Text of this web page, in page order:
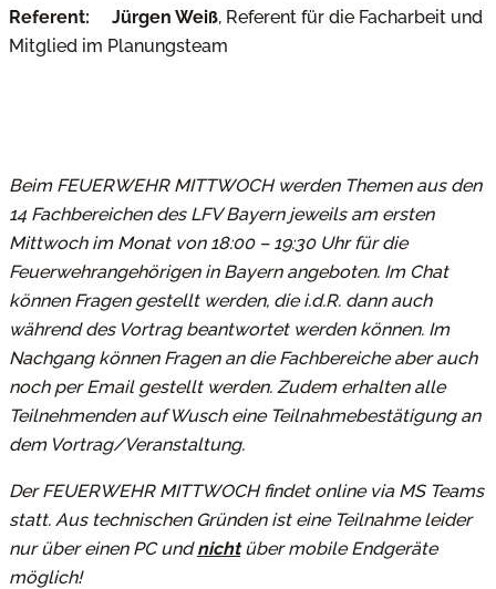
Referent: Jürgen Weiß, Referent für die Facharbeit und
Mitglied im Planungsteam
Beim FEUERWEHR MITTWOCH werden Themen aus den
14 Fachbereichen des LFV Bayern jeweils am ersten
Mittwoch im Monat von 18:00 – 19:30 Uhr für die
Feuerwehrangehörigen in Bayern angeboten. Im Chat
können Fragen gestellt werden, die i.d.R. dann auch
während des Vortrag beantwortet werden können. Im
Nachgang können Fragen an die Fachbereiche aber auch
noch per Email gestellt werden. Zudem erhalten alle
Teilnehmenden auf Wusch eine Teilnahmebestätigung an
dem Vortrag/Veranstaltung.
Der FEUERWEHR MITTWOCH findet online via MS Teams
statt. Aus technischen Gründen ist eine Teilnahme leider
nur über einen PC undnichtüber mobile Endgeräte
möglich!